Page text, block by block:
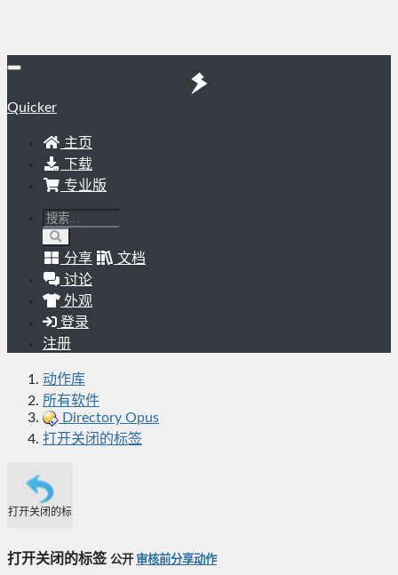
Quicker
主页
下载
专业版
分享
文档
讨论
外观
登录
注册
动作库
所有软件
Directory Opus
打开关闭的标签
打开关闭的标签
打开关闭的标签 公开 审核前分享动作